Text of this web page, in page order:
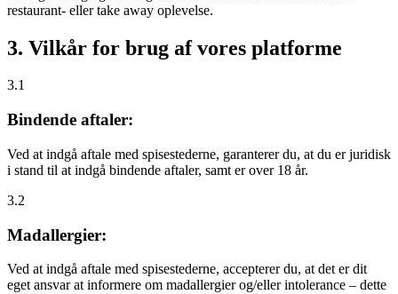
restaurant- eller take away oplevelse.
3. Vilkår for brug af vores platforme
3.1
Bindende aftaler:
Ved at indgå aftale med spisestederne, garanterer du, at du er juridisk
i stand til at indgå bindende aftaler, samt er over 18 år.
3.2
Madallergier:
Ved at indgå aftale med spisestederne, accepterer du, at det er dit
eget ansvar at informere om madallergier og/eller intolerance – dette